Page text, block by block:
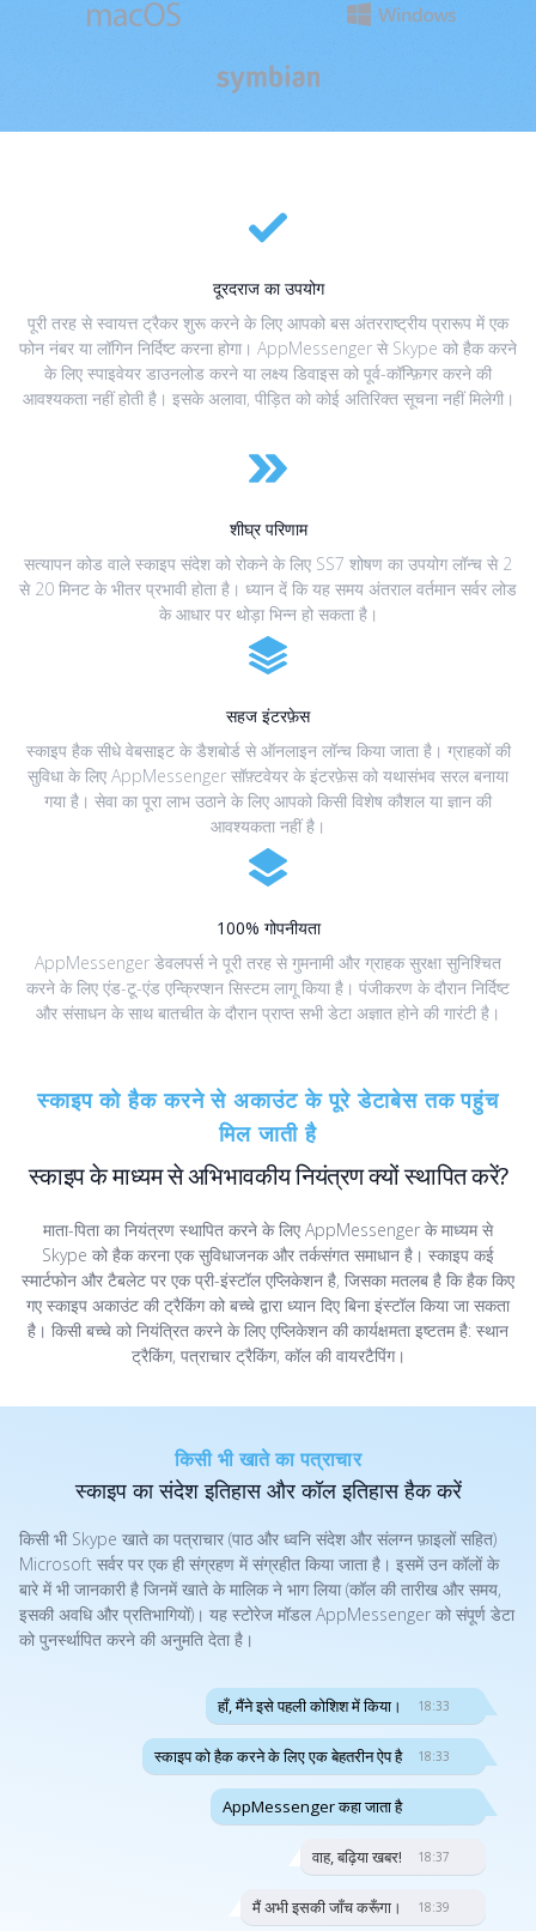
दूरदराज का उपयोग
पूरी तरह से स्वायत्त ट्रैकर शुरू करने के लिए आपको बस अंतरराष्ट्रीय प्रारूप में एक
फोन नंबर या लॉगिन निर्दिष्ट करना होगा। AppMessenger से Skype को हैक करने
के लिए स्पाइवेयर डाउनलोड करने या लक्ष्य डिवाइस को पूर्व-कॉन्फ़िगर करने की
आवश्यकता नहीं होती है। इसके अलावा, पीड़ित को कोई अतिरिक्त सूचना नहीं मिलेगी।
शीघ्र परिणाम
सत्यापन कोड वाले स्काइप संदेश को रोकने के लिए SS7 शोषण का उपयोग लॉन्च से 2
से 20 मिनट के भीतर प्रभावी होता है। ध्यान दें कि यह समय अंतराल वर्तमान सर्वर लोड
के आधार पर थोड़ा भिन्न हो सकता है।
सहज इंटरफ़ेस
स्काइप हैक सीधे वेबसाइट के डैशबोर्ड से ऑनलाइन लॉन्च किया जाता है। ग्राहकों की
सुविधा के लिए AppMessenger सॉफ़्टवेयर के इंटरफ़ेस को यथासंभव सरल बनाया
गया है। सेवा का पूरा लाभ उठाने के लिए आपको किसी विशेष कौशल या ज्ञान की
आवश्यकता नहीं है।
100% गोपनीयता
AppMessenger डेवलपर्स ने पूरी तरह से गुमनामी और ग्राहक सुरक्षा सुनिश्चित
करने के लिए एंड-टू-एंड एन्क्रिप्शन सिस्टम लागू किया है। पंजीकरण के दौरान निर्दिष्ट
और संसाधन के साथ बातचीत के दौरान प्राप्त सभी डेटा अज्ञात होने की गारंटी है।
स्काइप को हैक करने से अकाउंट के पूरे डेटाबेस तक पहुंच
मिल जाती है
स्काइप के माध्यम से अभिभावकीय नियंत्रण क्यों स्थापित करें?
माता-पिता का नियंत्रण स्थापित करने के लिए AppMessenger के माध्यम से
Skype को हैक करना एक सुविधाजनक और तर्कसंगत समाधान है। स्काइप कई
स्मार्टफोन और टैबलेट पर एक प्री-इंस्टॉल एप्लिकेशन है, जिसका मतलब है कि हैक किए
गए स्काइप अकाउंट की ट्रैकिंग को बच्चे द्वारा ध्यान दिए बिना इंस्टॉल किया जा सकता
है। किसी बच्चे को नियंत्रित करने के लिए एप्लिकेशन की कार्यक्षमता इष्टतम है: स्थान
ट्रैकिंग, पत्राचार ट्रैकिंग, कॉल की वायरटैपिंग।
किसी भी खाते का पत्राचार
स्काइप का संदेश इतिहास और कॉल इतिहास हैक करें
किसी भी Skype खाते का पत्राचार (पाठ और ध्वनि संदेश और संलग्न फ़ाइलों सहित)
Microsoft सर्वर पर एक ही संग्रहण में संग्रहीत किया जाता है। इसमें उन कॉलों के
बारे में भी जानकारी है जिनमें खाते के मालिक ने भाग लिया (कॉल की तारीख और समय,
इसकी अवधि और प्रतिभागियों)। यह स्टोरेज मॉडल AppMessenger को संपूर्ण डेटा
को पुनर्स्थापित करने की अनुमति देता है।
18:33
हाँ, मैंने इसे पहली कोशिश में किया।
18:33
स्काइप को हैक करने के लिए एक बेहतरीन ऐप है
AppMessenger कहा जाता है
18:37
वाह, बढ़िया खबर!
18:39
मैं अभी इसकी जाँच करूँगा।